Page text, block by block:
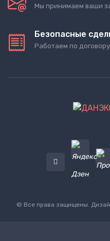
Мы принимаем ваши
Безопасные
Работаем по
© Все права защищены.